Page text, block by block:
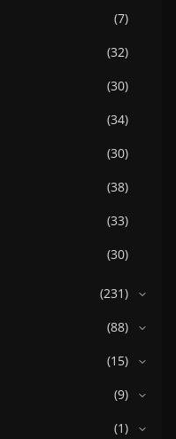
(7)
(32)
(30)
(34)
(30)
(38)
(33)
(30)
(231)
(88)
(15)
(9)
(1)